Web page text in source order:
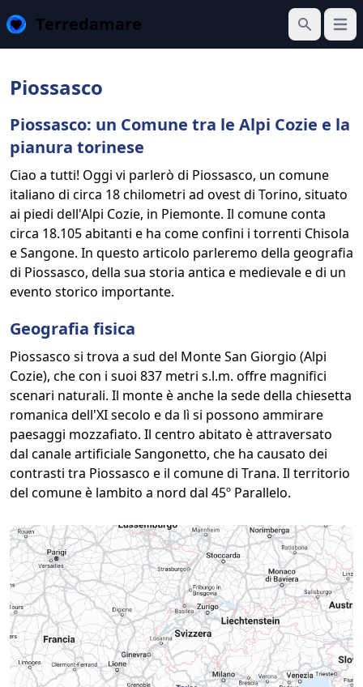
Terredamare
Cerca
Apri
Piossasco
Piossasco: un Comune tra le Alpi Cozie e la
pianura torinese
Ciao a tutti! Oggi vi parlerò di Piossasco, un comune
italiano di circa 18 chilometri ad ovest di Torino, situato
ai piedi dell'Alpi Cozie, in Piemonte. Il comune conta
circa 18.105 abitanti e ha come confini i torrenti Chisola
e Sangone. In questo articolo parleremo della geografia
di Piossasco, della sua storia antica e medievale e di un
evento storico importante.
Geografia fisica
Piossasco si trova a sud del Monte San Giorgio (Alpi
Cozie), che con i suoi 837 metri s.l.m. offre magnifici
scenari naturali. Il monte è anche la sede della chiesetta
romanica dell'XI secolo e da lì si possono ammirare
paesaggi mozzafiato. Il centro abitato è attraversato
dal canale artificiale Sangonetto, che ha causato dei
contrasti tra Piossasco e il comune di Trana. Il territorio
del comune è lambito a nord dal 45º Parallelo.